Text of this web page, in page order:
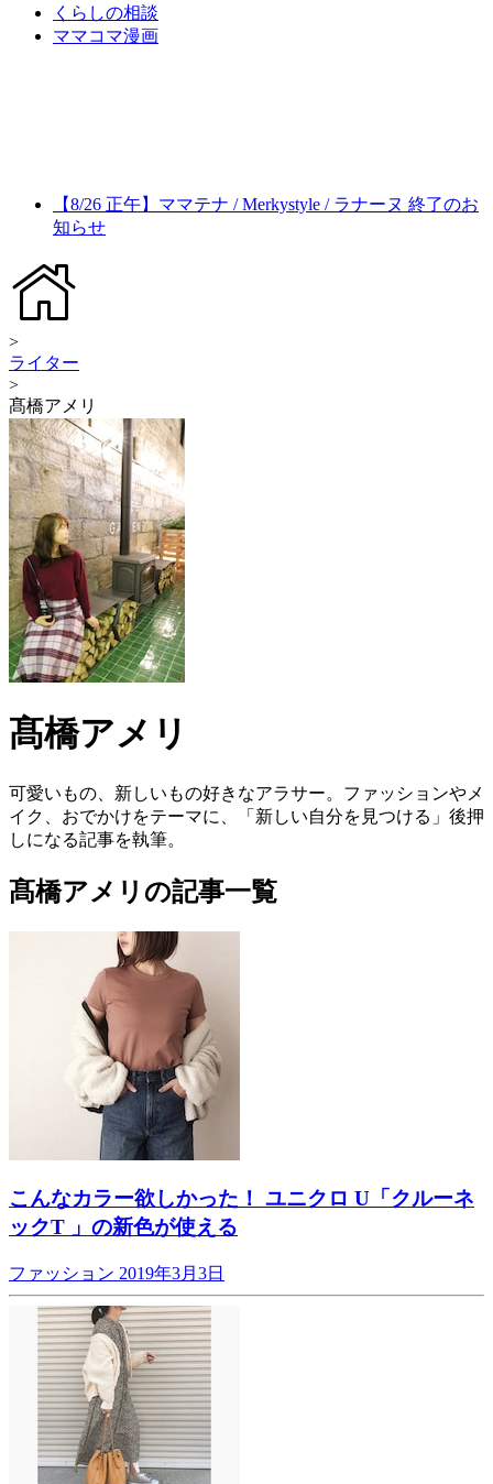
くらしの相談
ママコマ漫画
【8/26 正午】ママテナ / Merkystyle / ラナーヌ 終了のお
知らせ
>
ライター
>
髙橋アメリ
髙橋アメリ
可愛いもの、新しいもの好きなアラサー。ファッションやメ
イク、おでかけをテーマに、「新しい自分を見つける」後押
しになる記事を執筆。
髙橋アメリの記事一覧
こんなカラー欲しかった！ ユニクロ U「クルーネ
ックT 」の新色が使える
ファッション 2019年3月3日